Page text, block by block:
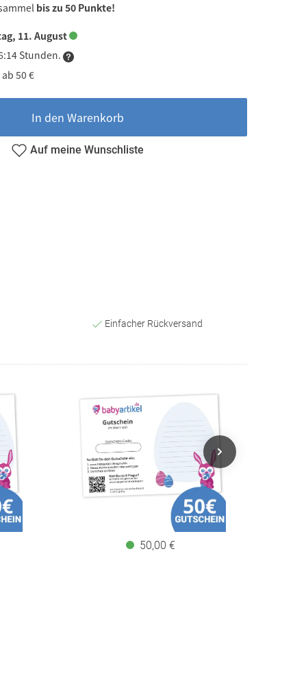
bis zu 50 Punkte!
11. August
Stunden.
50 €
In den Warenkorb
Auf meine Wunschliste
Einfacher Rückversand
50,00 €